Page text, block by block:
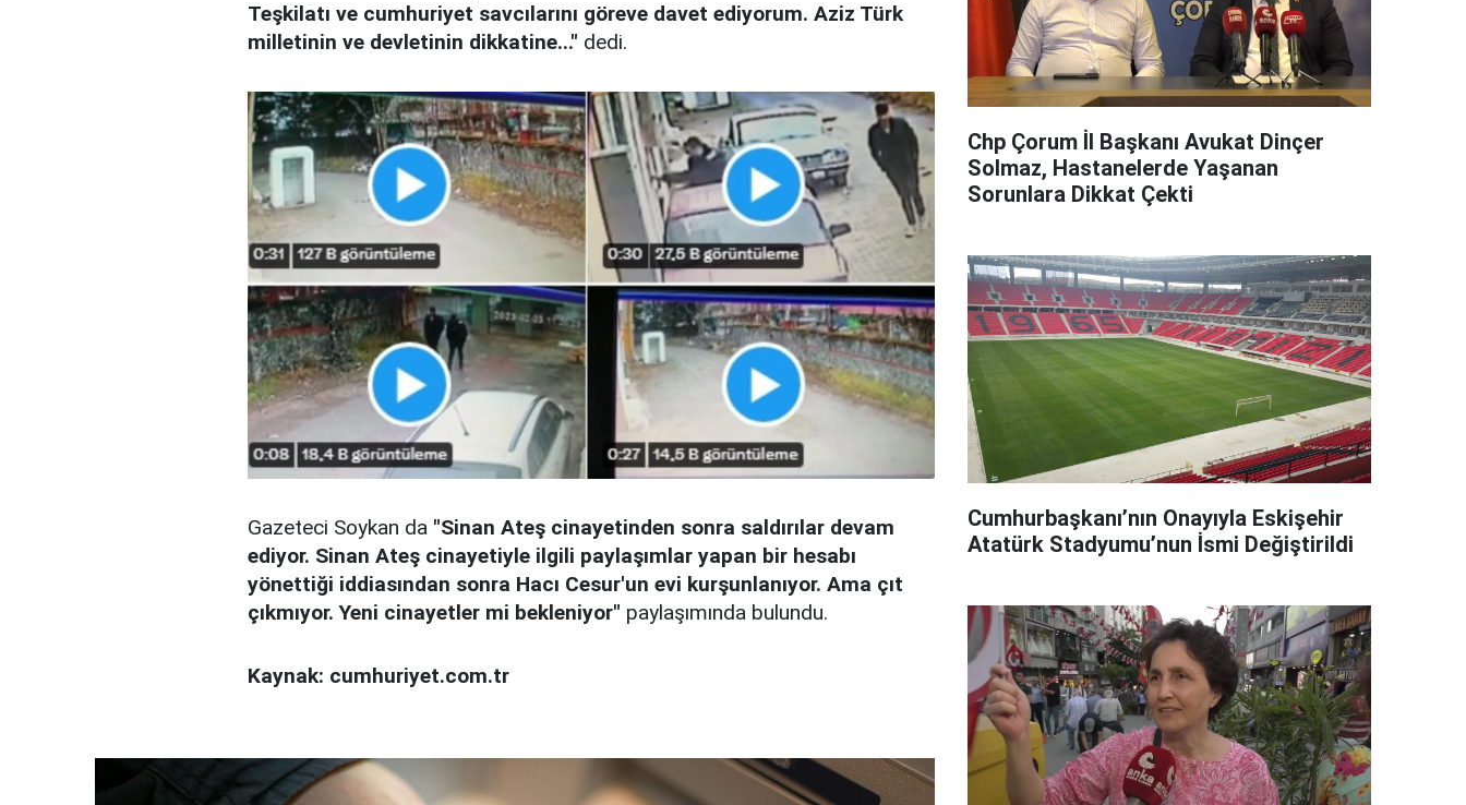
Teşkilatı ve cumhuriyet savcılarını göreve davet ediyorum. Aziz Türk
milletinin ve devletinin dikkatine..." dedi.
Gazeteci Soykan da "Sinan Ateş cinayetinden sonra saldırılar devam
ediyor. Sinan Ateş cinayetiyle ilgili paylaşımlar yapan bir hesabı
yönettiği iddiasından sonra Hacı Cesur'un evi kurşunlanıyor. Ama çıt
çıkmıyor. Yeni cinayetler mi bekleniyor" paylaşımında bulundu.
Kaynak: cumhuriyet.com.tr
Chp Çorum İl Başkanı Avukat Dinçer
Solmaz, Hastanelerde Yaşanan
Sorunlara Dikkat Çekti
Cumhurbaşkanı’nın Onayıyla Eskişehir
Atatürk Stadyumu’nun İsmi Değiştirildi